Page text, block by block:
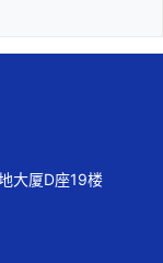
大厦D座19楼